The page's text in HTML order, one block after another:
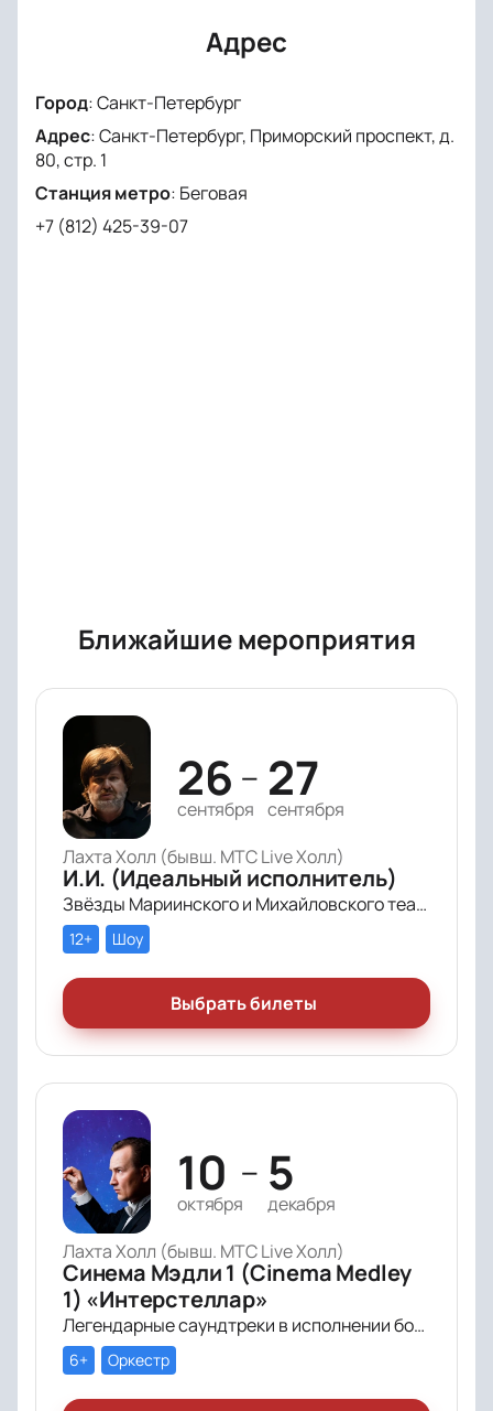
билеты на нашем сайте легко и быстро. Встречайте
Концерт Sqwoz Bab «Out of Bounds» 4 мая в МТС
Адрес
Город:Санкт-Петербург
Адрес:Санкт-Петербург, Приморский проспект, д.
80, стр. 1
Станция метро: Беговая
+7 (812) 425-39-07
Ближайшие мероприятия
26
сентября
— 27
сентября
Лахта Холл (бывш. МТС Live Холл)
И.И. (Идеальный исполнитель)
Звёзды Мариинского и Михайловского театра и лауреаты премии «Онегин» выступят в цифровом симфоническом перформансе «ИИ» Рустама Сагдиева.
12+ Шоу
Выбрать билеты
10
октября
— 5
декабря
Лахта Холл (бывш. МТС Live Холл)
Синема Мэдли 1 (Cinema Medley
1) «Интерстеллар»
Легендарные саундтреки в исполнении большого симфонического оркестра Империал Оркестра (Imperial Orchestra), органа и звёздных солистов!
6+ Оркестр